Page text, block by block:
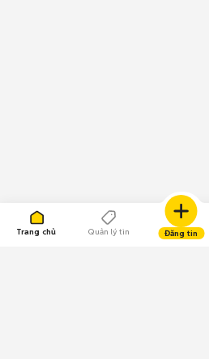
Trang chủ Quản lý tin Đăng tin